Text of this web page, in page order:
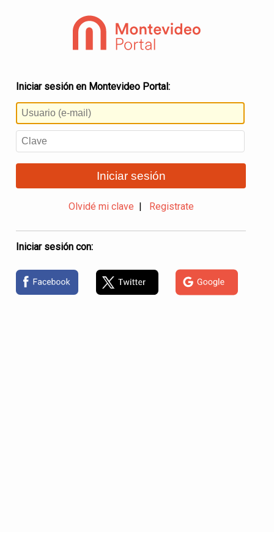
Iniciar sesión en Montevideo Portal:
Iniciar sesión
Olvidé mi clave Registrate
Iniciar sesión con: